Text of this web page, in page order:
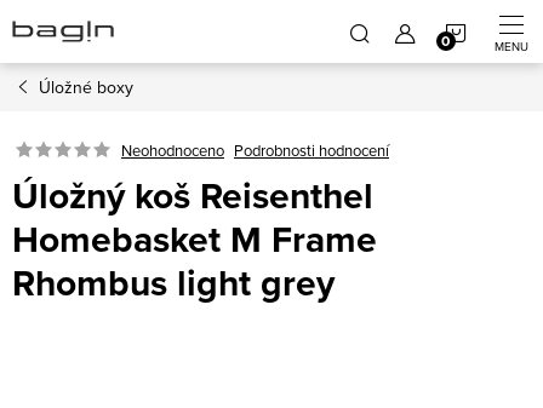
na
obsah
Úložné boxy
Neohodnoceno Podrobnosti hodnocení
Úložný koš Reisenthel
Homebasket M Frame
Rhombus light grey